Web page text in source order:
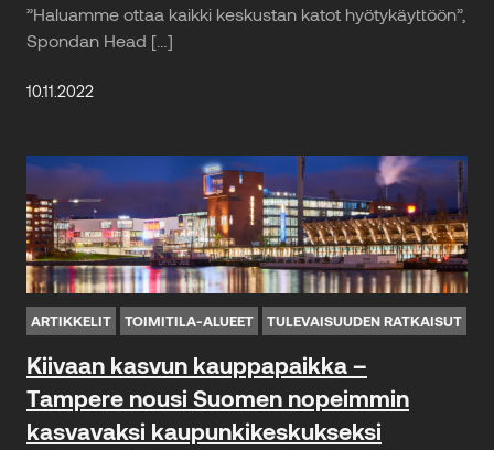
”Haluamme ottaa kaikki keskustan katot hyötykäyttöön”,
Spondan Head […]
10.11.2022
ARTIKKELIT TOIMITILA-ALUEET TULEVAISUUDEN RATKAISUT
Kiivaan kasvun kauppapaikka –
Tampere nousi Suomen nopeimmin
kasvavaksi kaupunkikeskukseksi